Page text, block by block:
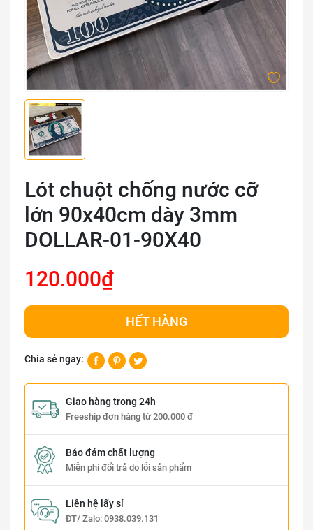
Lót chuột chống nước cỡ
lớn 90x40cm dày 3mm
DOLLAR-01-90X40
120.000₫
HẾT HÀNG
Chia sẻ ngay:
Giao hàng trong 24h
Freeship đơn hàng từ 200.000 đ
Bảo đảm chất lượng
Miễn phí đổi trả do lỗi sản phẩm
Liên hệ lấy sỉ
ĐT/ Zalo: 0938.039.131